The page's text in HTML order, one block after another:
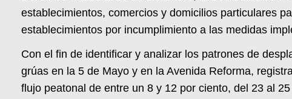
establecimientos, comercios y domicilios particulares
establecimientos por incumplimiento a las medidas
Con el fin de identificar y analizar los patrones de
grúas en la 5 de Mayo y en la Avenida Reforma,
flujo peatonal de entre un 8 y 12 por ciento, del 23 al